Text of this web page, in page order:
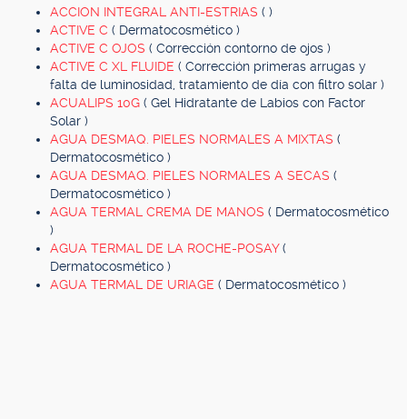
ACCION INTEGRAL ANTI-ESTRIAS ( )
ACTIVE C ( Dermatocosmético )
ACTIVE C OJOS ( Corrección contorno de ojos )
ACTIVE C XL FLUIDE ( Corrección primeras arrugas y
falta de luminosidad, tratamiento de día con filtro solar )
ACUALIPS 10G ( Gel Hidratante de Labios con Factor
Solar )
AGUA DESMAQ. PIELES NORMALES A MIXTAS (
Dermatocosmético )
AGUA DESMAQ. PIELES NORMALES A SECAS (
Dermatocosmético )
AGUA TERMAL CREMA DE MANOS ( Dermatocosmético
)
AGUA TERMAL DE LA ROCHE-POSAY(
Dermatocosmético )
AGUA TERMAL DE URIAGE ( Dermatocosmético )